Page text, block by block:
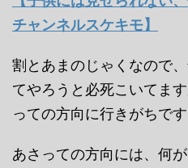
チャンネルスケキモ】
割とあまのじゃくなので
てやろうと必死こいてま
っての方向に行きがちです
あさっての方向には、何